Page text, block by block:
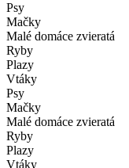
Psy
Mačky
Malé domáce zvieratá
Ryby
Plazy
Vtáky
Psy
Mačky
Malé domáce zvieratá
Ryby
Plazy
Vtáky